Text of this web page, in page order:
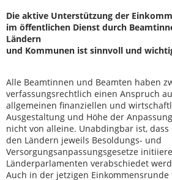
Die aktive Unterstützung der
im öffentlichen Dienst durch
Ländern
und Kommunen ist sinnvoll und
Alle Beamtinnen und Beamten haben
verfassungsrechtlich einen Anspruch
allgemeinen finanziellen und
Ausgestaltung und Höhe der
nicht von alleine. Unabdingbar ist,
den Ländern jeweils Besoldungs- und
Versorgungsanpassungsgesetze
Länderparlamenten verabschiedet
Auch in der jetzigen